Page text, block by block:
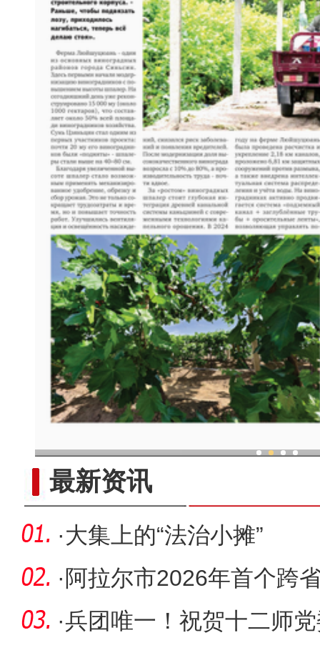
最新资讯
·大集上的“法治小摊”
· 阿拉尔市2026年首个跨
顺利开标
·兵团唯一！祝贺十二师